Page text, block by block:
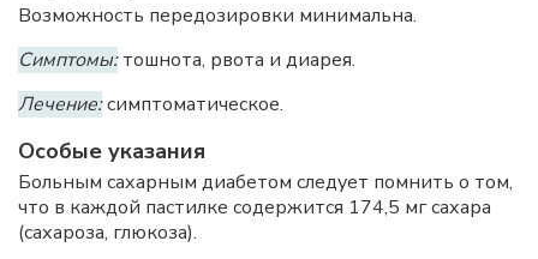
Возможность передозировки минимальна.
Симптомы:тошнота, рвота и диарея.
Лечение:симптоматическое.
Особые указания
Больным сахарным диабетом следует помнить о том,
что в каждой пастилке содержится 174,5 мг сахара
(сахароза, глюкоза).